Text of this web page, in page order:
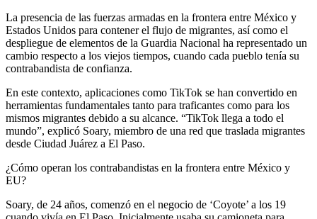
La presencia de las fuerzas armadas en la frontera entre México y
Estados Unidos para contener el flujo de migrantes, así como el
despliegue de elementos de la Guardia Nacional ha representado un
cambio respecto a los viejos tiempos, cuando cada pueblo tenía su
contrabandista de confianza.
En este contexto, aplicaciones como TikTok se han convertido en
herramientas fundamentales tanto para traficantes como para los
mismos migrantes debido a su alcance. “TikTok llega a todo el
mundo”, explicó Soary, miembro de una red que traslada migrantes
desde Ciudad Juárez a El Paso.
¿Cómo operan los contrabandistas en la frontera entre México y
EU?
Soary, de 24 años, comenzó en el negocio de ‘Coyote’ a los 19